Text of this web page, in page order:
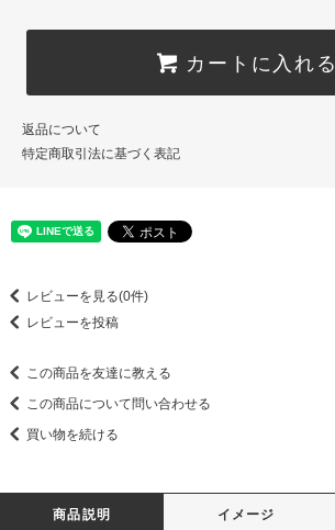
カートに入れる
返品について
特定商取引法に基づく表記
レビューを見る(0件)
レビューを投稿
この商品を友達に教える
この商品について問い合わせる
買い物を続ける
商品説明 イメージ